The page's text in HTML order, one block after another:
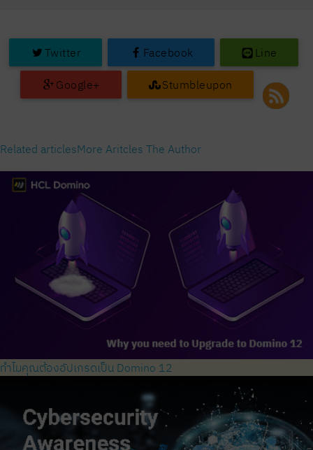
Twitter Facebook Line
Google+ Stumbleupon
Related articlesMore Aritcles The Author
ทำไมคุณต้องอัปเกรดเป็น Domino 12